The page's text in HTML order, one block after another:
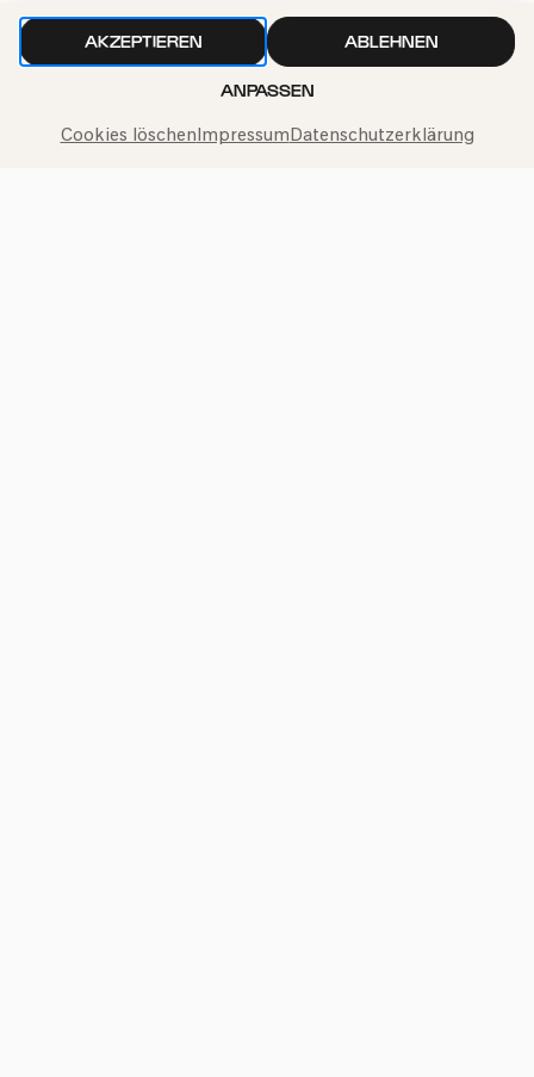
AKZEPTIEREN ABLEHNEN
ANPASSEN
Cookies löschenImpressumDatenschutzerklärung